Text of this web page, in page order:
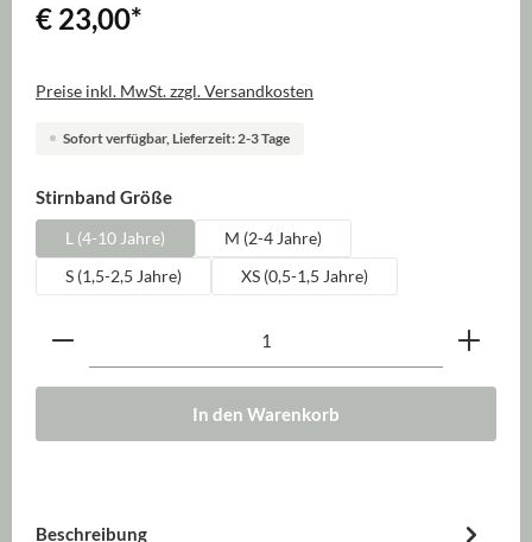
€ 23,00*
Preise inkl. MwSt. zzgl. Versandkosten
Sofort verfügbar, Lieferzeit: 2-3 Tage
Stirnband Größeauswählen
L (4-10 Jahre)
M (2-4 Jahre)
S (1,5-2,5 Jahre)
XS (0,5-1,5 Jahre)
Produkt Anzahl: Gib den gewünschten Wert ein
In den Warenkorb
Beschreibung